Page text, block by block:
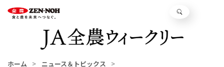
ホーム
ニュース＆トピックス